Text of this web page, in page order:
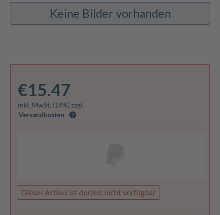
Keine Bilder vorhanden
€15.47
inkl. MwSt. (19%) zzgl.
Versandkosten
Dieser Artikel ist derzeit nicht verfügbar